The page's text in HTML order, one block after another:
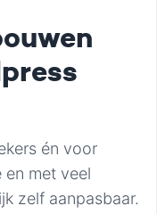
én voor
met veel
zelf aanpasbaar.